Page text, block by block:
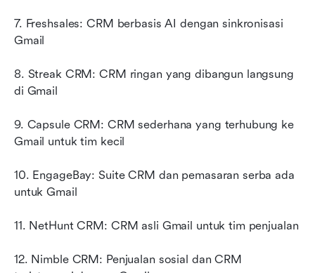
7. Freshsales: CRM berbasis AI dengan sinkronisasi
Gmail
8. Streak CRM: CRM ringan yang dibangun langsung
di Gmail
9. Capsule CRM: CRM sederhana yang terhubung ke
Gmail untuk tim kecil
10. EngageBay: Suite CRM dan pemasaran serba ada
untuk Gmail
11. NetHunt CRM: CRM asli Gmail untuk tim penjualan
12. Nimble CRM: Penjualan sosial dan CRM